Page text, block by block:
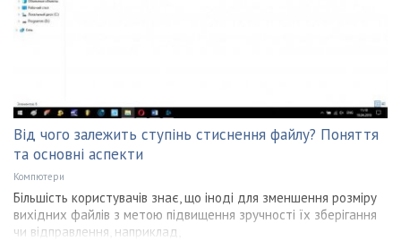
Від чого залежить ступінь стиснення файлу? Поняття
та основні аспекти
Компютери
Більшість користувачів знає, що іноді для зменшення розміру
вихідних файлів з метою підвищення зручності їх зберігання
чи відправлення, наприклад,